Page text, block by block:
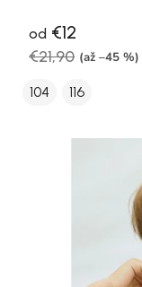
od €12
€21,90 (až –45 %)
104 116